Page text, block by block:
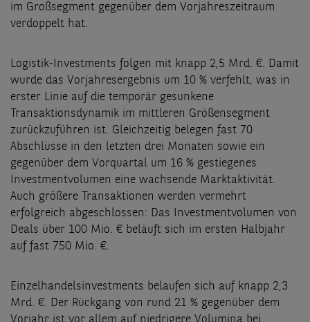
im Großsegment gegenüber dem Vorjahreszeitraum
verdoppelt hat.
Logistik-Investments folgen mit knapp 2,5 Mrd. €. Damit
wurde das Vorjahresergebnis um 10 % verfehlt, was in
erster Linie auf die temporär gesunkene
Transaktionsdynamik im mittleren Größensegment
zurückzuführen ist. Gleichzeitig belegen fast 70
Abschlüsse in den letzten drei Monaten sowie ein
gegenüber dem Vorquartal um 16 % gestiegenes
Investmentvolumen eine wachsende Marktaktivität.
Auch größere Transaktionen werden vermehrt
erfolgreich abgeschlossen: Das Investmentvolumen von
Deals über 100 Mio. € beläuft sich im ersten Halbjahr
auf fast 750 Mio. €.
Einzelhandelsinvestments belaufen sich auf knapp 2,3
Mrd. €. Der Rückgang von rund 21 % gegenüber dem
Vorjahr ist vor allem auf niedrigere Volumina bei